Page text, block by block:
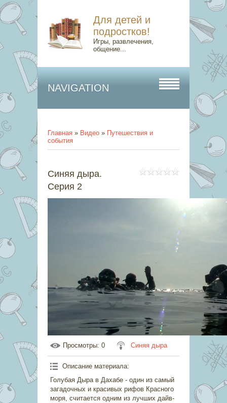
Для детей и
подростков!
Игры, развлечения,
общение...
NAVIGATION
Главная » Видео » Путешествия и
события
Синяя дыра.
Серия 2
Просмотры: 0 Синяя дыра
Описание материала:
Голубая Дыра в Дахабе - один из самый
загадочных и красивых рифов Красного
моря, считается одним из лучших дайв-